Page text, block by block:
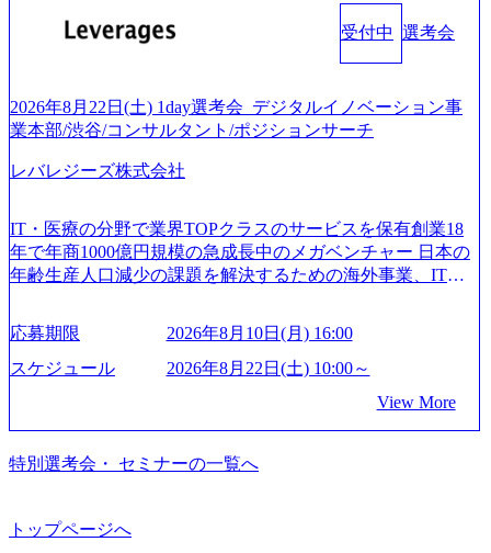
プロジェクトにおける課題/リスク管理などを担当。 ● シニ
アコンサルタント プロジェクトメンバーとしてプロジェク
トの一領域を担う。主な作業としては、As-Is分析、仮説構
ィスカッションペ ーパーの作成などを担当。 ● 裁量権 弊社
は2019年11月に設立され、成長期といわれるフェーズにあ
ります。 事業・組織を拡大していく時期のため、メンバー
や組織がスケールしていく過程を体感できます。 また、希
参加できる環境です。 自ら案件を取り、プロジェクト体制
を作っていくことも可能です。 ● 事業会社機能にも携われ
る 弊社にはコンサルティング事業以外にもSaaSプロダク
ることも可能です。コンサルタントとしての経験を活かし
ながら自らプロダクト開発や自社の業務改善ができます。
(希望者のみとなります) ● BIG4・アクセンチュアをはじめ
います ● 平均年齢は35歳で、幅広い年齢の方が活躍してい
ます ● インダストリー・ソリューションで区切られていな
い組織です(ワンプール制) ● 海外事業拠点をシンガポールに
ン八重洲 八重洲セントラルタワー8階 受動喫煙対策 : 執務室
をさせていただきます。 急速なグローバル化により既存事
業では成長戦略を描く事が困難になった大手企業をサポー
す。 (1)既存または新規大手事業会社から依頼された「経営
戦略」等のコンサルティング支援を行います。クライアン
トは各業界上位5社をターゲットとし、特にCXOクラスから
「新規事業戦略」「既存事業のトランスフォーメーショ
案件をメインとしたコンサルティングを行います ＜プロジ
ェクト一部抜粋＞ ・海外事業(新規・既存)事業のビジネス
モデル検討支援 ・金融領域におけるAIを活用した事業戦略
域における地域活性アプリ企画支援及び実行支援 ・ロボテ
援 ※その他新規事業や既存デジタルトランスフォーメーシ
ョンの案件が多数 ● マネージャー プロジェクトの管理者と
ケーション、成果物の品質管理、メンバーの育成などを担
う。プロジェクト全体の品質管理や、会社経営の観点から
ンサルティング活動のみならず、2021年にはKDDIと合弁会
社「ARISE analytics」を設立し、人工知能とデータアナリテ
ジタル人材育成の支援も盛んに行う 採用資料 (https://www.ac
centure.com/content/dam/accenture/final/accenture-com/document-
いて (https://www.accenture.com/content/dam/accenture/final/caree
のキャリアブログ (https://www.accenture.com/jp-ja/blogs/japan-
careers-blog) 江川社長が語る「105点経営」 (https://business.ni
kkei.com/atcl/gen/19/00604/021600008/) 規模拡大で成功する理
由【コンサル業界俯瞰マップ】 (https://diamond.jp/articles/-/34
材が集結するワケ (https://markezine.jp/article/detail/45446) エン
ジニアからコンサルタントへ。会社に入って、何が変わっ
た？ (https://www.businessinsider.jp/post-288838) プラダ：ラグ
ジュアリー製品のパーソナライゼーション (https://www.acce
m/jp-ja/case-studies/consulting/taisho-pharmaceutical)（ストラテ
s://www.accenture.com/jp-ja/case-studies/communications-media/so
受付中 選考会
2026年8月22日(土) 1day選考会_デジタルイノベーション事
業本部/渋谷/コンサルタント/ポジションサーチ
レバレジーズ株式会社
IT・医療の分野で業界TOPクラスのサービスを保有創業18
年で年商1000億円規模の急成長中のメガベンチャー 日本の
年齢生産人口減少の課題を解決するための海外事業、IT事
以上の事業を展開する オールインハウスの組織体制をとっ
ており社内で新しい事業開発などの人員調達できる 独立資
本経営をとっており、事業創造の自由度が高い https://storag
s/20240925162633_7242d0de-3e54-4f03-b076-00318d5c0dff_120
0x644.webp レバレジーズ株式会社 会社説明資料 (https://spea
kerdeck.com/leverages/leverages-hui-she-shao-jie-zi-liao-zhong-tu-
cai-yong-xiang-ke) 「働く人」「事業・サービス」「カルチャ
ps://melev.leverages.jp/) レバレジーズグローバル、大分県より
「外国人留学生等受入環境整備事業委託業務」を受託 (http
応募期限
2026年8月10日(月) 16:00
スケジュール
2026年8月22日(土) 10:00～
View More
特別選考会・ セミナーの一覧へ
トップページへ